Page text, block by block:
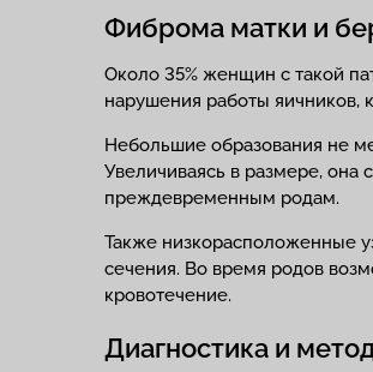
Фиброма матки и
Около 35% женщин с такой
нарушения работы яичников,
Небольшие образования не
Увеличиваясь в размере, она
преждевременным родам.
Также низкорасположенные
сечения. Во время родов
кровотечение.
Диагностика и